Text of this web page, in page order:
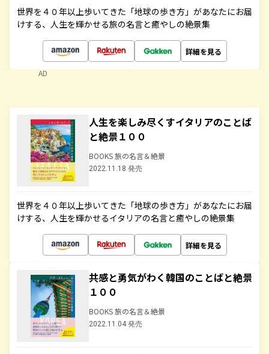
世界を４０年以上歩いてきた「地球の歩き方」があなたにお届
けする、人生を輝かせる旅の名言と癒やしの絶景集
詳細を見る
AD
人生を楽しみ尽くすイタリアのことば
と絶景１００
BOOKS 旅の名言＆絶景
2022.11.18 発売
世界を４０年以上歩いてきた「地球の歩き方」があなたにお届
けする、人生を輝かせるイタリアの名言と癒やしの絶景集
詳細を見る
共感と勇気がわく韓国のことばと絶景
１００
BOOKS 旅の名言＆絶景
2022.11.04 発売